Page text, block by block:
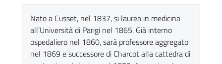
Nato a Cusset, nel 1837, si laurea in medicina
all’Università di Parigi nel 1865. Già interno
ospedaliero nel 1860, sarà professore aggregato
nel 1869 e successore di Charcot alla cattedra di